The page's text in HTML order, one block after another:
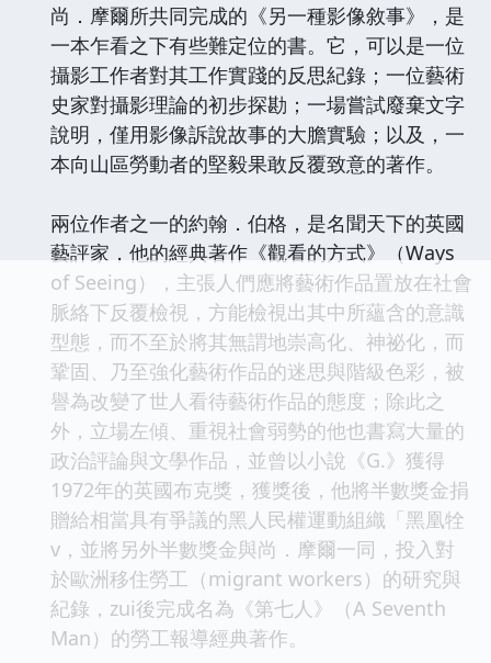
尚．摩爾所共同完成的《另一種影像敘事》，是
一本乍看之下有些難定位的書。它，可以是一位
攝影工作者對其工作實踐的反思紀錄；一位藝術
史家對攝影理論的初步探勘；一場嘗試廢棄文字
說明，僅用影像訴說故事的大膽實驗；以及，一
本向山區勞動者的堅毅果敢反覆致意的著作。
兩位作者之一的約翰．伯格，是名聞天下的英國
藝評家，他的經典著作《觀看的方式》（Ways
of Seeing），主張人們應將藝術作品置放在社會
脈絡下反覆檢視，方能檢視出其中所蘊含的意識
型態，而不至於將其無謂地崇高化、神祕化，而
鞏固、乃至強化藝術作品的迷思與階級色彩，被
譽為改變了世人看待藝術作品的態度；除此之
外，立場左傾、重視社會弱勢的他也書寫大量的
政治評論與文學作品，並曾以小說《G.》獲得
1972年的英國布克獎，獲獎後，他將半數獎金捐
贈給相當具有爭議的黑人民權運動組織「黑凰牷
v，並將另外半數獎金與尚．摩爾一同，投入對
於歐洲移住勞工（migrant workers）的研究與
紀錄，zui後完成名為《第七人》（A Seventh
Man）的勞工報導經典著作。